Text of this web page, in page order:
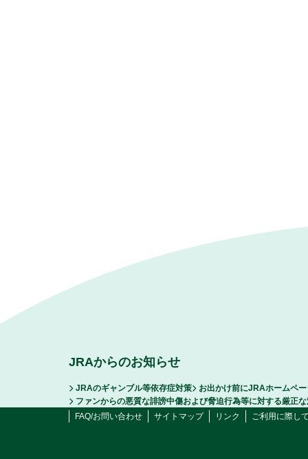
JRAからのお知らせ
JRAのギャンブル等依存症対策
お出かけ前にJRAホームペ
ファンからの悪質な誹謗中傷および脅迫行為等に対する厳正
FAQ/お問い合わせ
サイトマップ リンク ご利用に際し